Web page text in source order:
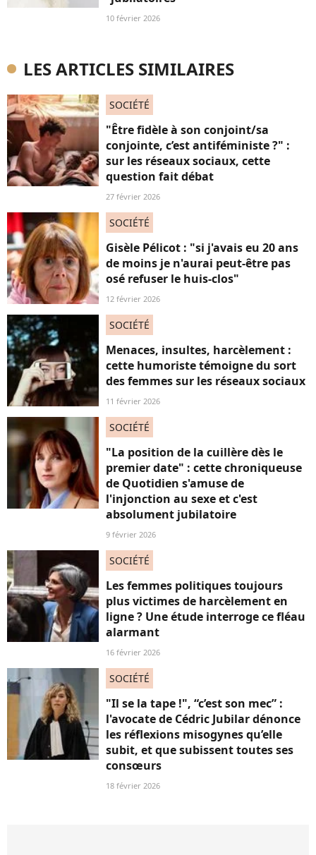
10 février 2026
LES ARTICLES SIMILAIRES
SOCIÉTÉ
"Être fidèle à son conjoint/sa
conjointe, c’est antiféministe ?" :
sur les réseaux sociaux, cette
question fait débat
27 février 2026
SOCIÉTÉ
Gisèle Pélicot : "si j'avais eu 20 ans
de moins je n'aurai peut-être pas
osé refuser le huis-clos"
12 février 2026
SOCIÉTÉ
Menaces, insultes, harcèlement :
cette humoriste témoigne du sort
des femmes sur les réseaux sociaux
11 février 2026
SOCIÉTÉ
"La position de la cuillère dès le
premier date" : cette chroniqueuse
de Quotidien s'amuse de
l'injonction au sexe et c'est
absolument jubilatoire
9 février 2026
SOCIÉTÉ
Les femmes politiques toujours
plus victimes de harcèlement en
ligne ? Une étude interroge ce fléau
alarmant
16 février 2026
SOCIÉTÉ
"Il se la tape !", “c’est son mec” :
l'avocate de Cédric Jubilar dénonce
les réflexions misogynes qu’elle
subit, et que subissent toutes ses
consœurs
18 février 2026